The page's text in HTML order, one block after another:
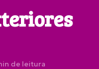
de leitura